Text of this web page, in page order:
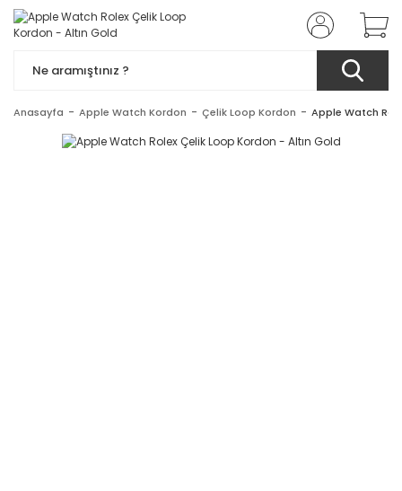
Anasayfa Apple Watch Kordon Çelik Loop Kordon Apple Watch